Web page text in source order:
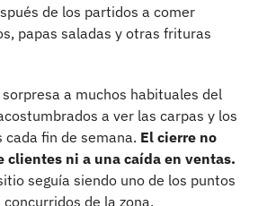
de los partidos a comer
papas saladas y otras frituras
a muchos habituales del
a ver las carpas y los
cada fin de semana. El cierre no
clientes ni a una caída en ventas.
seguía siendo uno de los puntos
de la zona.